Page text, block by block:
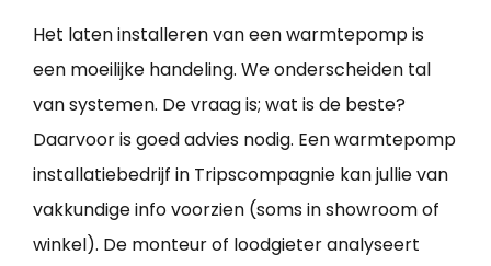
Het laten installeren van een warmtepomp is
een moeilijke handeling. We onderscheiden tal
van systemen. De vraag is; wat is de beste?
Daarvoor is goed advies nodig. Een warmtepomp
installatiebedrijf in Tripscompagnie kan jullie van
vakkundige info voorzien (soms in showroom of
winkel). De monteur of loodgieter analyseert